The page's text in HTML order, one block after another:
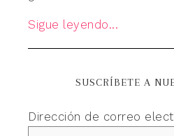
Sigue leyendo...
SUSCRÍBETE A
Dirección de correo